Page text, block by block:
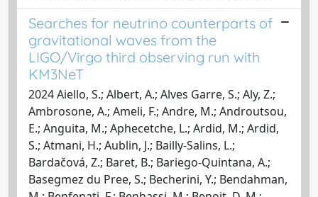
Searches for neutrino counterparts of
gravitational waves from the
LIGO/Virgo third observing run with
KM3NeT
2024 Aiello, S.; Albert, A.; Alves Garre, S.; Aly, Z.;
Ambrosone, A.; Ameli, F.; Andre, M.; Androutsou,
E.; Anguita, M.; Aphecetche, L.; Ardid, M.; Ardid,
S.; Atmani, H.; Aublin, J.; Bailly-Salins, L.;
Bardačová, Z.; Baret, B.; Bariego-Quintana, A.;
Basegmez du Pree, S.; Becherini, Y.; Bendahman,